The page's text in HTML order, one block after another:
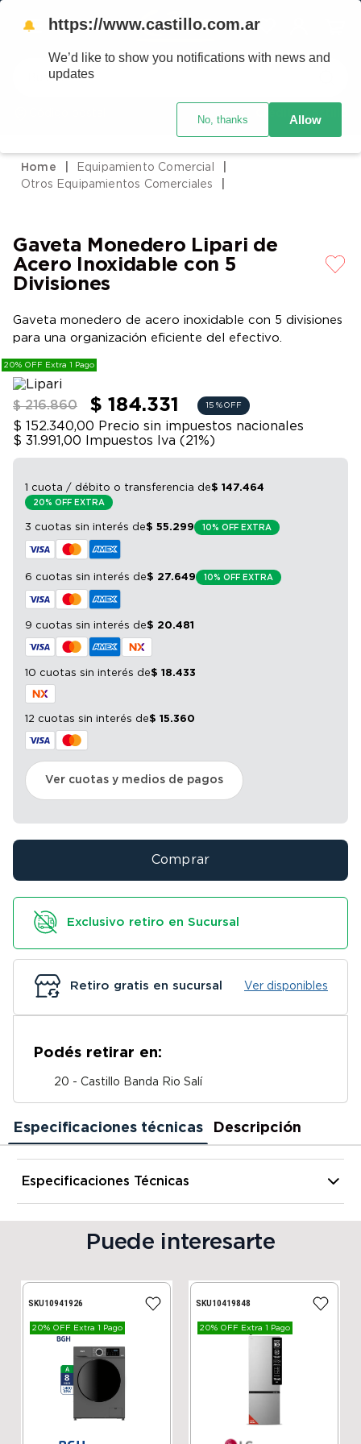
Buscar
Crédito Castillo
Equipamiento Comercial
Otros Equipamientos Comerciales
Gaveta Monedero Lipari de
Acero Inoxidable con 5
Divisiones
Gaveta monedero de acero inoxidable con 5 divisiones
para una organización eficiente del efectivo.
20% OFF Extra 1 Pago
$ 216.860 $ 184.331 15 % OFF
$ 152.340,00 Precio sin impuestos nacionales
$ 31.991,00
Impuestos Iva (21%)
1 cuota / débito o transferencia de$ 147.464
20% OFF EXTRA
3 cuotas sin interés de$ 55.299 10% OFF EXTRA
6 cuotas sin interés de$ 27.649 10% OFF EXTRA
9 cuotas sin interés de$ 20.481
10 cuotas sin interés de$ 18.433
12 cuotas sin interés de$ 15.360
Ver cuotas y medios de pagos
Comprar
Exclusivo retiro en Sucursal
Retiro gratis en sucursal Ver disponibles
Podés retirar en:
20 - Castillo Banda Rio Salí
Especificaciones técnicas Descripción
Especificaciones Técnicas
Alto 8 cm
Profundidad 30 cm
Peso
Marca
Puede interesarte
SKU10941926
20% OFF Extra 1 Pago
SKU10419848
20% OFF Extra 1 Pago
2.
heladera
5.
colchones
6.
cocina
7.
moto
8.
aire acondicionado
9.
bicicleta
10. sommier
🔔 https://www.castillo.com.ar
We’d like to show you notifications with news and
updates
No, thanks Allow